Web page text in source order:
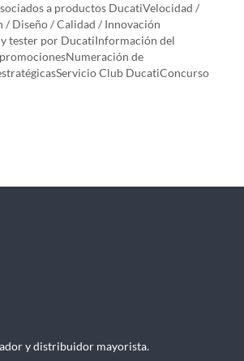
a productos DucatiVelocidad /
/ Diseño / Calidad / Innovación
tester por DucatiInformación del
de
Club DucatiConcurso
y distribuidor mayorista.